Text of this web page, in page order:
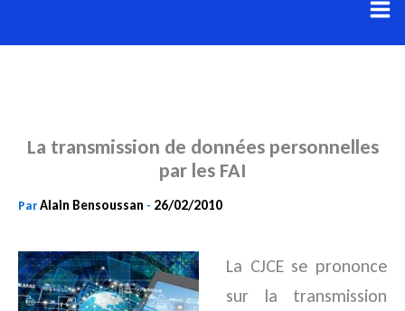
au
La transmission de données personnelles
par les FAI
ParAlain Bensoussan - 26/02/2010
La CJCE se prononce
sur la transmission